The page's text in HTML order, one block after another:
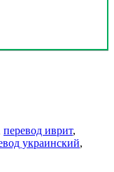
перевод иврит,
украинский,